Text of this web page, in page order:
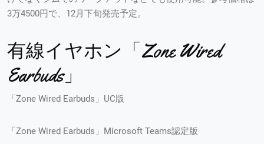
3万4500円で、12月下旬発売予定。
有線イヤホン「Zone Wired
Earbuds」
「Zone Wired Earbuds」UC版
「Zone Wired Earbuds」Microsoft Teams認定版